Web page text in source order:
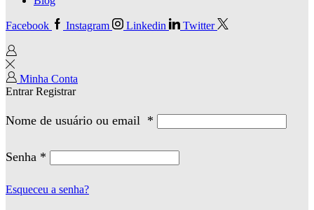
Facebook Instagram Linkedin Twitter
Minha Conta
EntrarRegistrar
Nome de usuário ou email *
Senha *
Esqueceu a senha?